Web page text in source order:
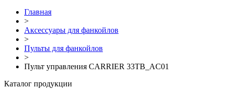
Главная
>
Аксессуары для фанкойлов
>
Пульты для фанкойлов
>
Пульт управления CARRIER 33TВ_AC01
Каталог продукции